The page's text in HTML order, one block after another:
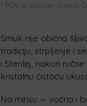
* PDV je uključen u
Smuk nije obična
tradiciju, strpljenje i
i Stenlej, nakon
kristalnu čistoću
Na mirisu — voćna i